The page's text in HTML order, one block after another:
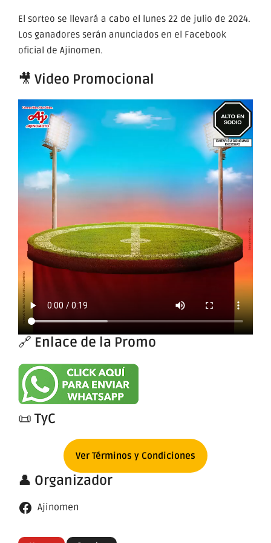
El sorteo se llevará a cabo el lunes 22 de julio de 2024.
Los ganadores serán anunciados en el Facebook
oficial de Ajinomen.
🎥 Video Promocional
🔗 Enlace de la Promo
📜TyC
Ver Términos y Condiciones
👤 Organizador
Ajinomen